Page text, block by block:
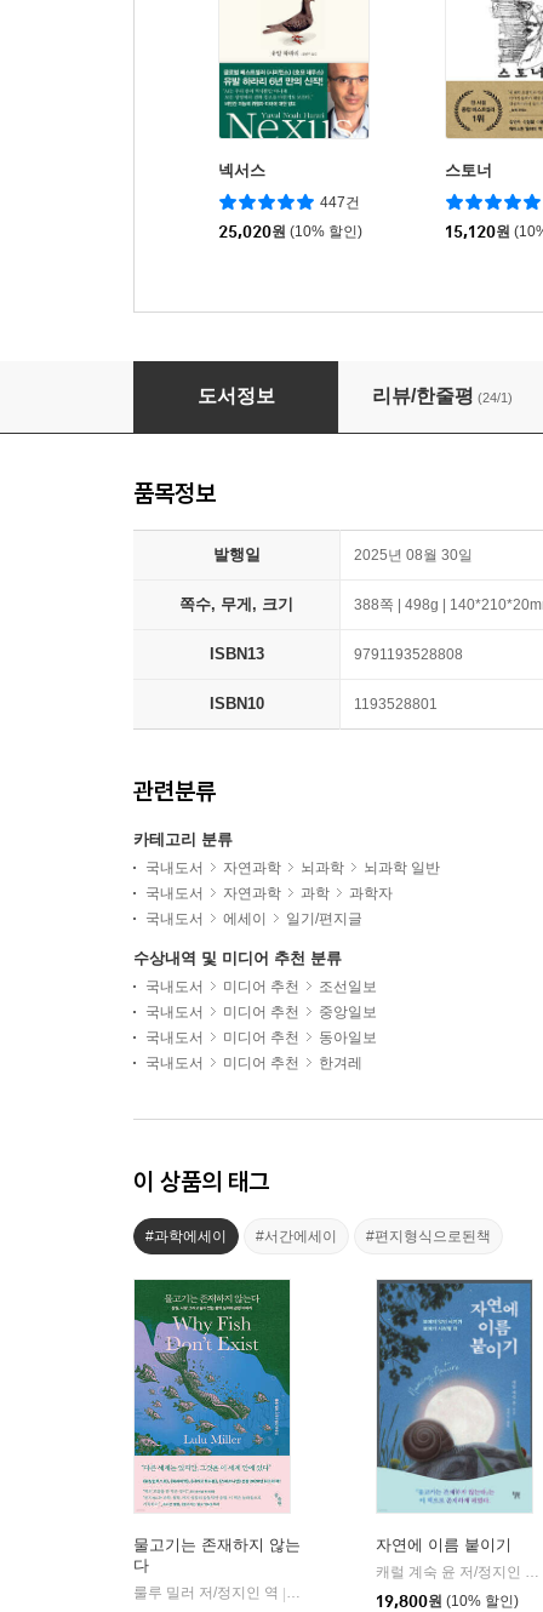
넥서스
447건
25,020원 (10% 할인)
스토너
15,120원
디어 올리버
도서정보 리뷰/한줄평 (24/1)
품목정보
발행일 2025년 08월 30일
쪽수, 무게, 크기 388쪽 | 498g |
ISBN13 9791193528808
ISBN10 1193528801
관련분류
카테고리 분류
국내도서 자연과학 뇌과학
뇌과학 일반
국내도서
자연과학 과학
과학자
국내도서
에세이 일기/편지글
수상내역 및 미디어 추천 분류
국내도서 미디어 추천
조선일보
국내도서
미디어 추천
중앙일보
국내도서
미디어 추천
동아일보
국내도서
미디어 추천 한겨레
이 상품의 태그
#과학에세이 #서간에세이 #편지형식으로된책
물고기는 존재하지 않는
다
룰루 밀러 저/정지인 역
곰출판
자연에 이름 붙이기
캐럴 계숙 윤 저/정지인 역
19,800원 (10% 할인)